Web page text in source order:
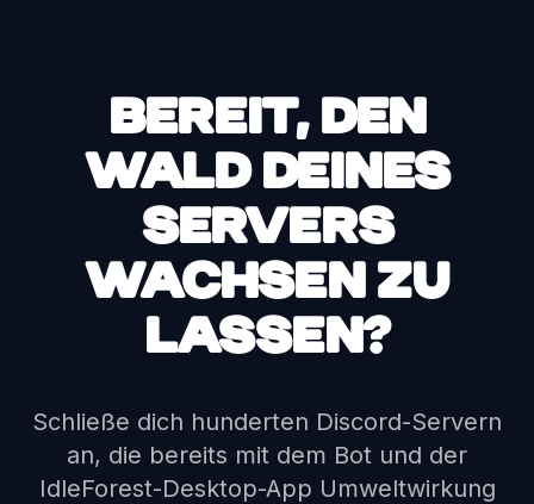
BEREIT, DEN
WALD DEINES
SERVERS
WACHSEN ZU
LASSEN?
Schließe dich hunderten Discord-Servern
an, die bereits mit dem Bot und der
IdleForest-Desktop-App Umweltwirkung